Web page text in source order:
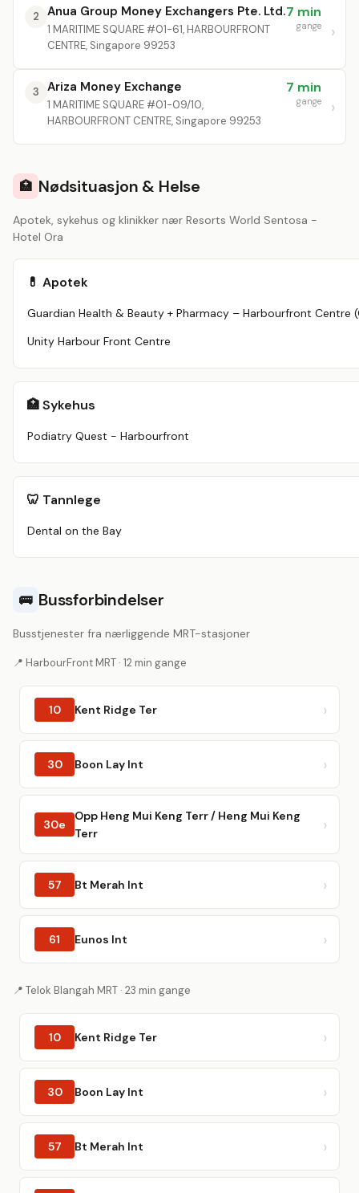
2 Anua Group Money Exchangers Pte. Ltd.
1 MARITIME SQUARE #01-61, HARBOURFRONT
CENTRE, Singapore 99253
7 min
gange
3 Ariza Money Exchange
1 MARITIME SQUARE #01-09/10,
HARBOURFRONT CENTRE, Singapore 99253
7 min
gange
🏥 Nødsituasjon & Helse
Apotek, sykehus og klinikker nær Resorts World Sentosa -
Hotel Ora
💊 Apotek
Unity Harbour Front Centre
🏥 Sykehus
Podiatry Quest - Harbourfront
🦷 Tannlege
Dental on the Bay
🚌 Bussforbindelser
Busstjenester fra nærliggende MRT-stasjoner
📍 HarbourFront MRT · 12 min gange
10 Kent Ridge Ter
30 Boon Lay Int
30e
Opp Heng Mui Keng Terr / Heng Mui Keng
Terr
57 Bt Merah Int
61 Eunos Int
📍 Telok Blangah MRT · 23 min gange
10 Kent Ridge Ter
30 Boon Lay Int
57 Bt Merah Int